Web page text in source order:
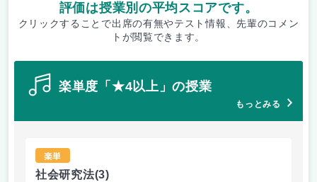
評価は授業別の平均スコアです。
クリックすることで出席の有無やテスト情報、先輩のコメン
トが閲覧できます。
楽単度「★4以上」の授業
もっとみる
楽単
社会研究法(3)